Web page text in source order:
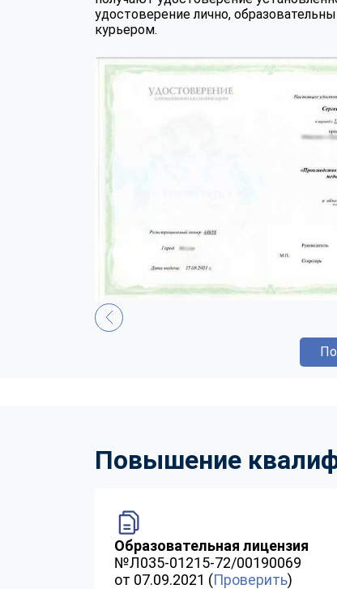
удостоверение лично,
курьером.
Повышение
Образовательная лицензия
№Л035-01215-72/00190069
от 07.09.2021 (Проверить)